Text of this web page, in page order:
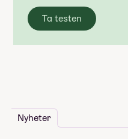
Ta testen
Nyheter